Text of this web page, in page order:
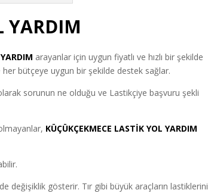
YARDIM
arayanlar için uygun fiyatlı ve hızlı bir şekilde
bütçeye uygun bir şekilde destek sağlar.
sorunun ne olduğu ve Lastikçiye başvuru şekli
, KÜÇÜKÇEKMECE LASTİK YOL YARDIM
değişiklik gösterir. Tır gibi büyük araçların